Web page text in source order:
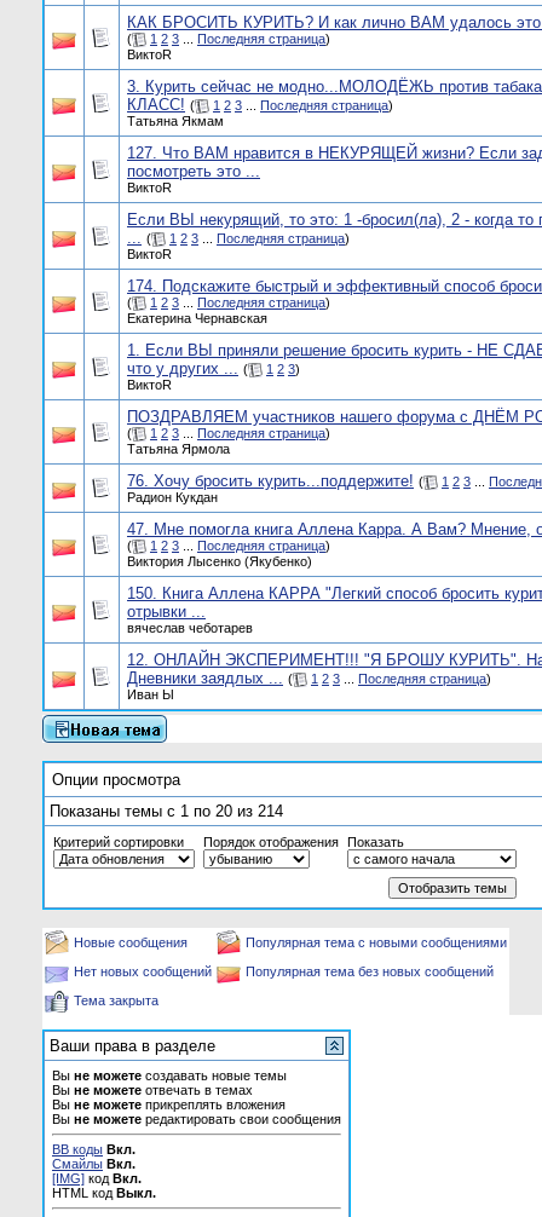
КАК БРОСИТЬ КУРИТЬ? И как лично ВАМ удалось это
( 1 2 3 Последняя страница)
ВиктоR
3. Курить сейчас не модно...МОЛОДЁЖЬ против
КЛАСС! ( 1 2 3 Последняя страница)
Татьяна Якмам
127. Что ВАМ нравится в НЕКУРЯЩЕЙ жизни? Если
посмотреть это ...
ВиктоR
Если ВЫ некурящий, то это: 1 -бросил(ла), 2 - когда то
... ( 1 2 3 Последняя страница)
ВиктоR
174. Подскажите быстрый и эффективный способ
( 1 2 3 Последняя страница)
Екатерина Чернавская
1. Если ВЫ приняли решение бросить курить - НЕ
что у других ... ( 1 2 3)
ВиктоR
ПОЗДРАВЛЯЕМ участников нашего форума с ДНЁМ
( 1 2 3 Последняя страница)
Татьяна Ярмола
76. Хочу бросить курить...поддержите! ( 1 2 3
Радион Кукдан
47. Мне помогла книга Аллена Карра. А Вам? Мнение,
( 1 2 3 Последняя страница)
Виктория Лысенко (Якубенко)
150. Книга Аллена КАРРА "Легкий способ бросить
отрывки ...
вячеслав чеботарев
12. ОНЛАЙН ЭКСПЕРИМЕНТ!!! "Я БРОШУ КУРИТЬ".
Дневники заядлых ... ( 1 2 3 Последняя страница)
Иван Ы
Опции просмотра
Показаны темы с 1 по 20 из 214
Критерий сортировки Порядок отображения Показать
Новые сообщения
Популярная тема с новыми сообщениями
Нет новых сообщений
Популярная тема без новых сообщений
Тема закрыта
Ваши права в разделе
Вы не можете создавать новые темы
Вы не можете отвечать в темах
Вы не можете прикреплять вложения
Вы не можете редактировать свои сообщения
BB коды Вкл.
Смайлы Вкл.
[IMG] код Вкл.
HTML код Выкл.